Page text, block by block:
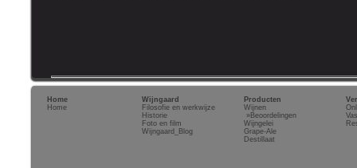
Home
Home
Wijngaard
Filosofie en werkwijze
Historie
Foto en film
Wijngaard_Blog
Producten
Wijnen
» Beoordelingen
Wijngelei
Grape-Ale
Destillaat